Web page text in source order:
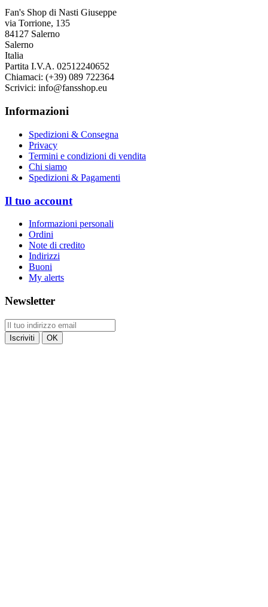
Fan's Shop di Nasti Giuseppe
via Torrione, 135
84127 Salerno
Salerno
Italia
Partita I.V.A. 02512240652
Chiamaci: (+39) 089 722364
Scrivici: info@fansshop.eu
Informazioni
Spedizioni & Consegna
Privacy
Termini e condizioni di vendita
Chi siamo
Spedizioni & Pagamenti
Il tuo account
Informazioni personali
Ordini
Note di credito
Indirizzi
Buoni
My alerts
Newsletter